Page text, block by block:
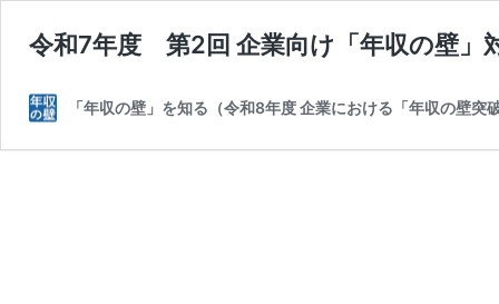
令和7年度 第2回 企業向け「年収の壁」
「年収の壁」を知る（令和8年度 企業における「年収の壁突